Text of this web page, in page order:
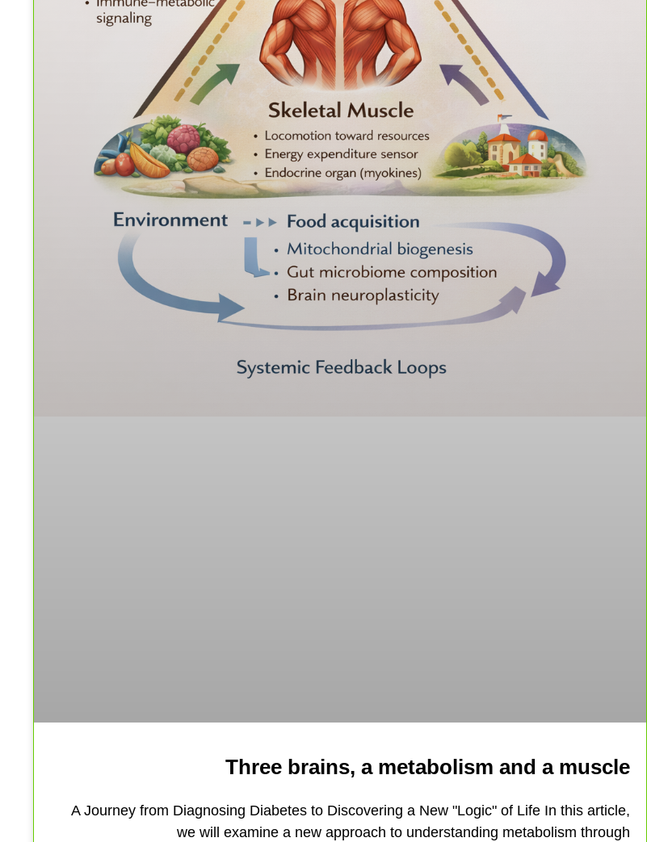
Three brains, a metabolism and a muscle
A Journey from Diagnosing Diabetes to Discovering a New "Logic" of Life In this article,
we will examine a new approach to understanding metabolism through